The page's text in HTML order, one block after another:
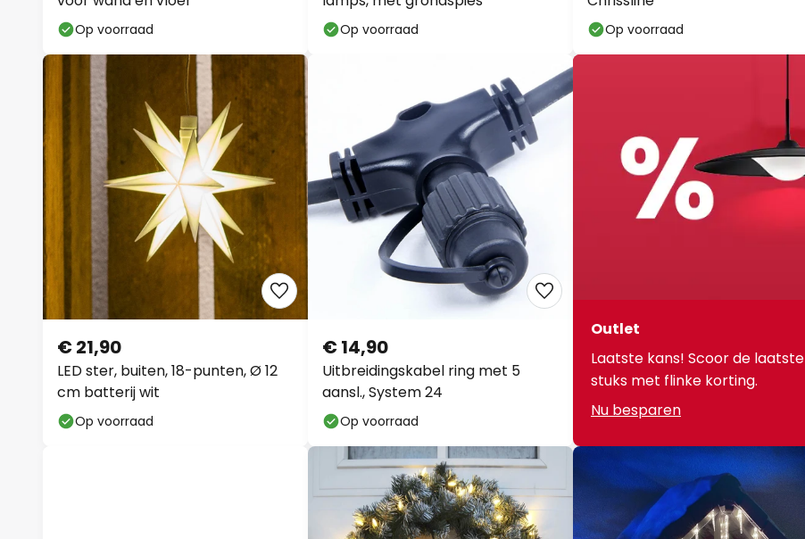
Op voorraad Op voorraad Op voorraad
LED ster, buiten, 18-punten, Ø 12
cm batterij wit
€ 21,90
Op voorraad
Uitbreidingskabel ring met 5
aansl., System 24
€ 14,90
Op voorraad
Outlet
Laatste kans! Scoor de laatste
stuks met flinke korting.
Nu besparen